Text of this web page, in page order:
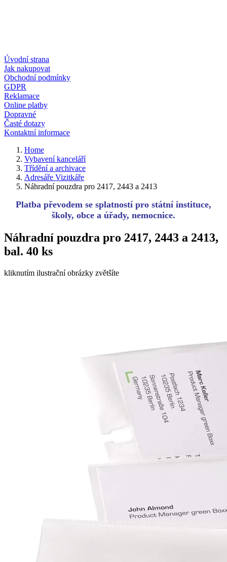
Úvodní strana
Jak nakupovat
Obchodní podmínky
GDPR
Reklamace
Online platby
Dopravné
Časté dotazy
Kontaktní informace
Home
Vybavení kanceláří
Třídění a archivace
Adresáře Vizitkáře
Náhradní pouzdra pro 2417, 2443 a 2413
Platba převodem se splatností pro státní instituce,
školy, obce a úřady, nemocnice.
Náhradní pouzdra pro 2417, 2443 a 2413,
bal. 40 ks
kliknutím ilustrační obrázky zvětšíte